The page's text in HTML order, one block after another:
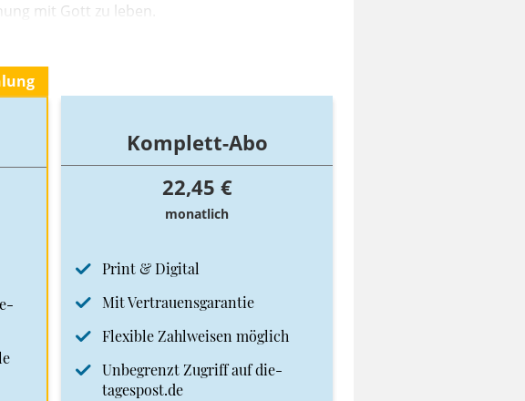
mit Gott zu leben.
Komplett-Abo
22,45 €
monatlich
Print & Digital
Mit Vertrauensgarantie
Flexible Zahlweisen möglich
Unbegrenzt Zugriff auf die-
tagespost.de